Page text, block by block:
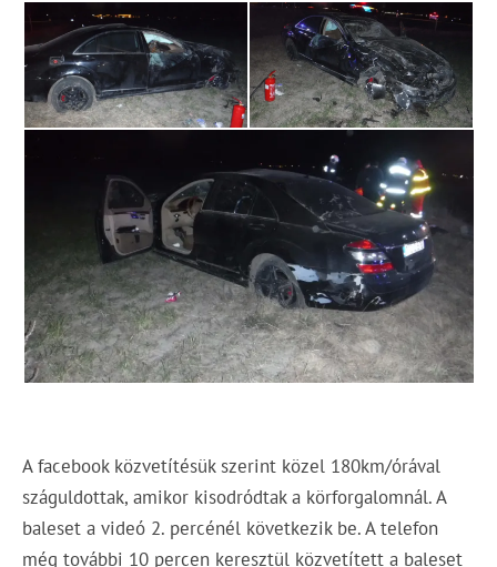
A facebook közvetítésük szerint közel 180km/órával
száguldottak, amikor kisodródtak a körforgalomnál. A
baleset a videó 2. percénél következik be. A telefon
még további 10 percen keresztül közvetített a baleset